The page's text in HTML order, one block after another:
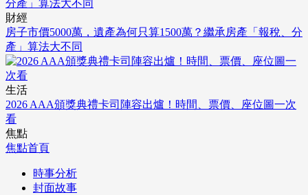
財經
房子市價5000萬，遺產為何只算1500萬？繼承房產「報稅、分
產」算法大不同
生活
2026 AAA頒獎典禮卡司陣容出爐！時間、票價、座位圖一次
看
焦點
焦點首頁
時事分析
封面故事